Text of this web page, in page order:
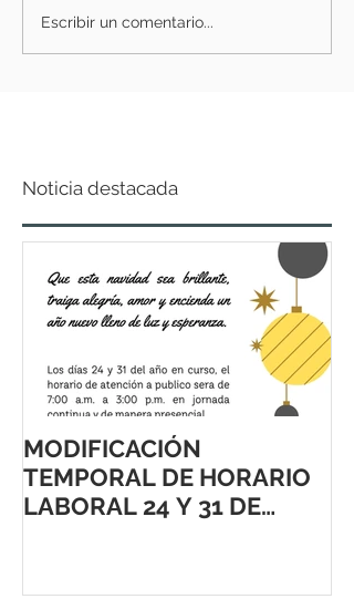
Escribir un comentario...
Noticia destacada
MODIFICACIÓN
TEMPORAL DE HORARIO
LABORAL 24 Y 31 DE